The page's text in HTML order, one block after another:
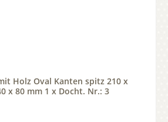
Holz Oval Kanten spitz 210 x
x 80 mm 1 x Docht. Nr.: 3